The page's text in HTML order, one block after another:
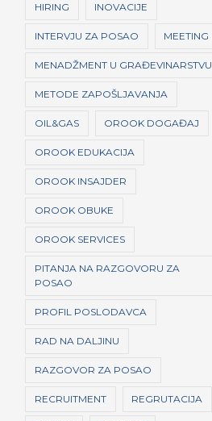
HIRING INOVACIJE
INTERVJU ZA POSAO MEETING
MENADŽMENT U GRAĐEVINARSTVU
METODE ZAPOŠLJAVANJA
OIL&GAS OROOK DOGAĐAJ
OROOK EDUKACIJA
OROOK INSAJDER
OROOK OBUKE
OROOK SERVICES
PITANJA NA RAZGOVORU ZA
POSAO
PROFIL POSLODAVCA
RAD NA DALJINU
RAZGOVOR ZA POSAO
RECRUITMENT REGRUTACIJA